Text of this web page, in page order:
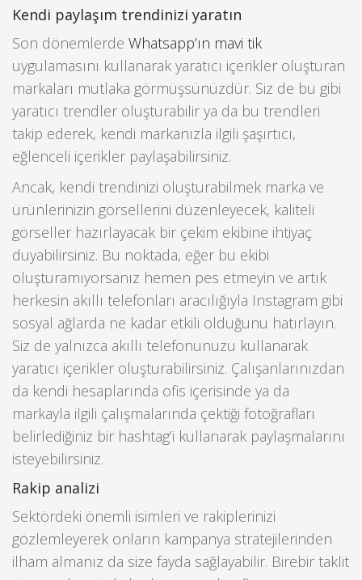
Kendi paylaşım trendinizi yaratın
Son dönemlerde Whatsapp’ın mavi tik
uygulamasını kullanarak yaratıcı içerikler oluşturan
markaları mutlaka görmüşsünüzdür. Siz de bu gibi
yaratıcı trendler oluşturabilir ya da bu trendleri
takip ederek, kendi markanızla ilgili şaşırtıcı,
eğlenceli içerikler paylaşabilirsiniz.
Ancak, kendi trendinizi oluşturabilmek marka ve
ürünlerinizin görsellerini düzenleyecek, kaliteli
görseller hazırlayacak bir çekim ekibine ihtiyaç
duyabilirsiniz. Bu noktada, eğer bu ekibi
oluşturamıyorsanız hemen pes etmeyin ve artık
herkesin akıllı telefonları aracılığıyla Instagram gibi
sosyal ağlarda ne kadar etkili olduğunu hatırlayın.
Siz de yalnızca akıllı telefonunuzu kullanarak
yaratıcı içerikler oluşturabilirsiniz. Çalışanlarınızdan
da kendi hesaplarında ofis içerisinde ya da
markayla ilgili çalışmalarında çektiği fotoğrafları
belirlediğiniz bir hashtag’i kullanarak paylaşmalarını
isteyebilirsiniz.
Rakip analizi
Sektördeki önemli isimleri ve rakiplerinizi
gözlemleyerek onların kampanya stratejilerinden
ilham almanız da size fayda sağlayabilir. Birebir taklit